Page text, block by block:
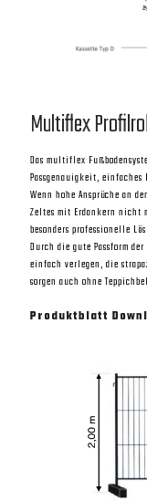
Multiflex
Schwerlast
Das multiflex
Passgenauigkeit,
Wenn hohe Ansprüche an
Zeltes mit Erdankern nicht
besonders professionelle
Durch die gute Passform
einfach verlegen, die
sorgen auch ohne
Sie sind auf der Suche
Dann sind wir der Richtige
Multiflex
Das multiflex
Passgenauigkeit,
Wenn hohe Ansprüche an
Zeltes mit Erdankern nicht
besonders professionelle
Durch die gute Passform
einfach verlegen, die
sorgen auch ohne
Produktblatt